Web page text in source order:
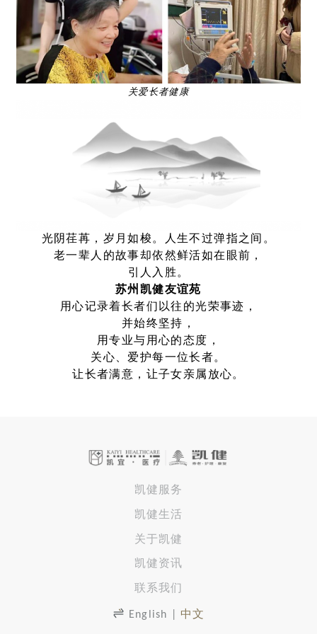
关爱长者健康
光阴荏苒，岁月如梭。人生不过弹指之间。
老一辈人的故事却依然鲜活如在眼前，
引人入胜。
苏州凯健友谊苑
用心记录着长者们以往的光荣事迹，
并始终坚持，
用专业与用心的态度，
关心、爱护每一位长者。
让长者满意， 让子女亲属放心。
凯健服务
凯健生活
关于凯健
凯健资讯
联系我们
English 中文